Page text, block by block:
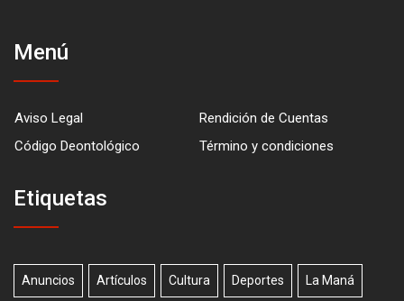
Menú
Aviso Legal
Rendición de Cuentas
Código Deontológico
Término y condiciones
Etiquetas
Anuncios Artículos Cultura Deportes La Maná